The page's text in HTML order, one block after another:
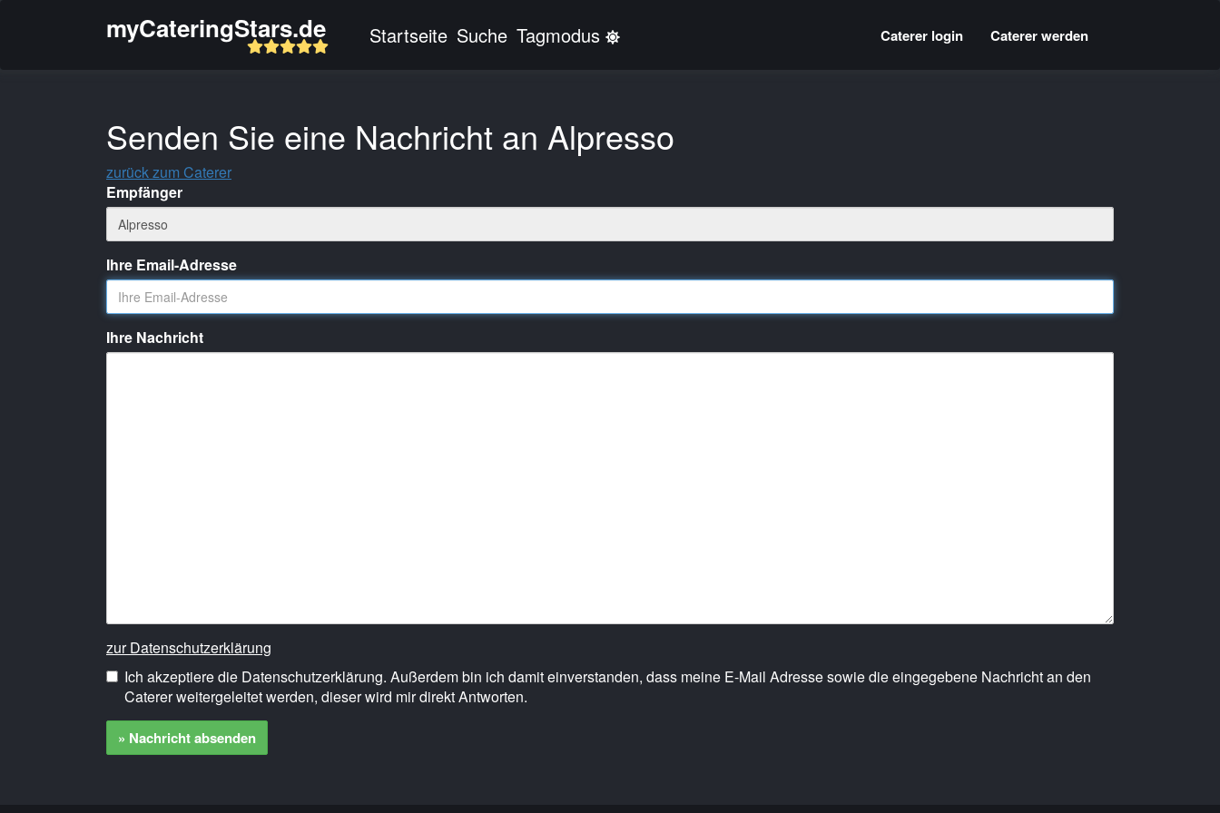
myCateringStars.de Startseite(current)
Suche Tagmodus Caterer login Caterer werden
Senden Sie eine Nachricht an Alpresso
zurück zum Caterer
Empfänger
Ihre Email-Adresse
Ihre Nachricht
zur Datenschutzerklärung
Ich akzeptiere die Datenschutzerklärung. Außerdem bin ich damit einverstanden, dass meine E-Mail Adresse sowie die eingegebene Nachricht an den
Caterer weitergeleitet werden, dieser wird mir direkt Antworten.
» Nachricht absenden